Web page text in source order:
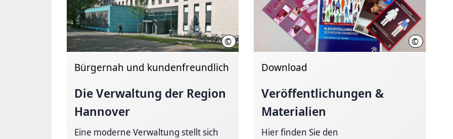
© Region Hannover, Kirsch
Bürgernah und kundenfreundlich
Die Verwaltung der Region
Hannover
Eine moderne Verwaltung stellt sich
© Region
Download
Veröffentlichungen &
Materialien
Hier finden Sie den